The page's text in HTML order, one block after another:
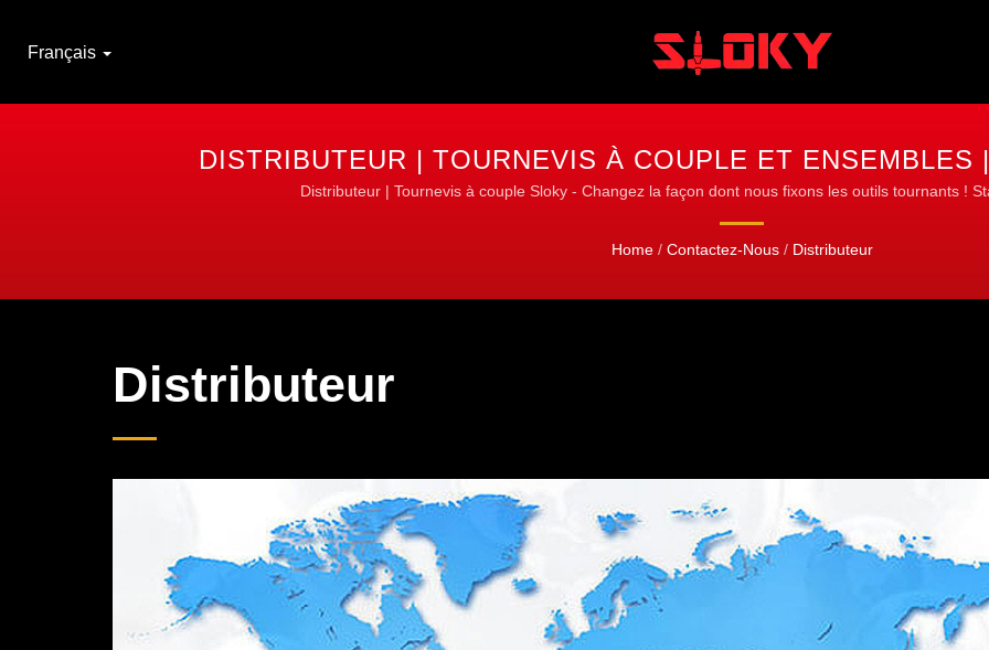
Français
DISTRIBUTEUR | TOURNEVIS À COUPLE ET ENSEMBLES
OFFICIELLE SLOKY
Distributeur | Tournevis à couple Sloky - Changez la façon dont nous fixons les outils tournants !
Home / Contactez-Nous / Distributeur
Distributeur